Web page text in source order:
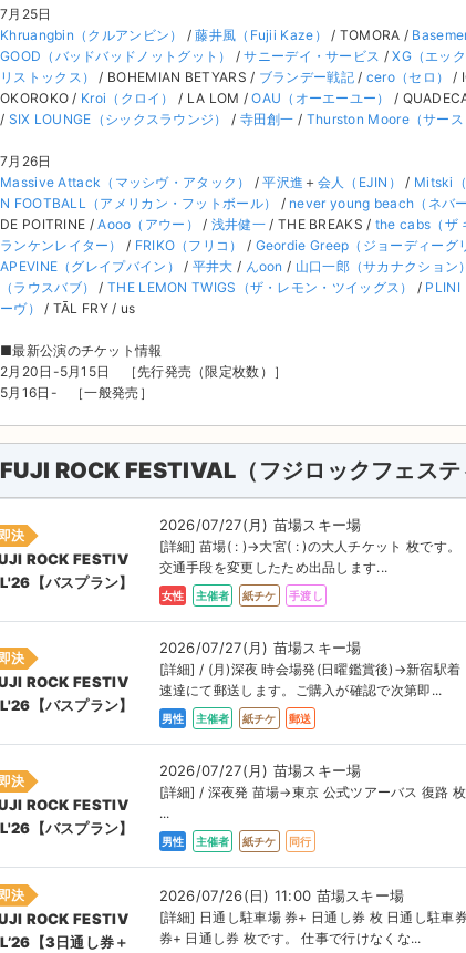
7月25日
Khruangbin（クルアンビン）
/藤井風（Fujii Kaze） / TOMORA /
GOOD（バッドバッドノットグット）
/サニーデイ・サービス /XG（エック
リストックス）
/ BOHEMIAN BETYARS / ブランデー戦記/ cero（セロ）
/
OKOROKO / Kroi（クロイ） / LA LOM /OAU（オーエーユー） /
/ SIX LOUNGE（シックスラウンジ） / 寺田創一 / Thurston Moore（サース
7月26日
Massive Attack（マッシヴ・アタック）
/平沢進 ＋ 会人（EJIN） / Mitski（
N FOOTBALL（アメリカン・フットボール）
/ never young beach（ネバー
DE POITRINE /Aooo（アウー） / 浅井健一 / THE BREAKS / the cabs（ザ
ランケンレイター）
/ FRIKO（フリコ） / Geordie Greep（ジョーディーグ
APEVINE（グレイプバイン）
/ 平井大 / んoon / 山口一郎（サカナクション）
（ラウスバブ）
/THE LEMON TWIGS（ザ・レモン・ツイッグス） / PLINI
ーヴ）
/ TĀL FRY / us
■最新公演のチケット情報
2月20日-5月15日 ［先行発売（限定枚数）］
5月16日- ［一般発売］
FUJI ROCK FESTIVAL（フジロックフェス
即決
ROCK FESTIV
【バスプラン】
2026/07/27(月) 苗場スキー場
[詳細] 苗場( : )→大宮( : )の大人チケット 枚です。
交通手段を変更したため出品します...
女性 主催者 紙チケ 手渡し
即決
ROCK FESTIV
【バスプラン】
2026/07/27(月) 苗場スキー場
[詳細] / (月)深夜 時会場発(日曜鑑賞後)→新宿駅着
速達にて郵送します。ご購入が確認で次第即...
男性 主催者 紙チケ 郵送
即決
ROCK FESTIV
【バスプラン】
2026/07/27(月) 苗場スキー場
[詳細] / 深夜発 苗場→東京 公式ツアーバス 復路 枚
...
男性 主催者 紙チケ 同行
決
ROCK FESTIV
【3日通し券＋
2026/07/26(日) 11:00 苗場スキー場
[詳細] 日通し駐車場 券+ 日通し券 枚 日通し駐車
券+ 日通し券 枚です。 仕事で行けなくな...